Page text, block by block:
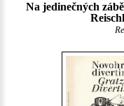
Na jedinečných